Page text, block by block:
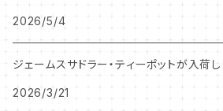
チャッツワース
2026/5/4
ジェームスサドラー・ティーポットが入荷し
2026/3/21